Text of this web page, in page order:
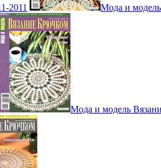
2011 Мода и
Мода и модель